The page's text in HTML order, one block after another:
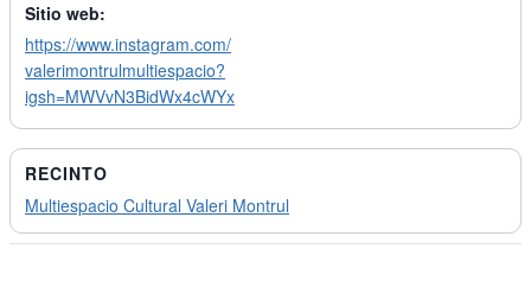
Sitio web:
https://www.instagram.com/
valerimontrulmultiespacio?
igsh=MWVvN3BidWx4cWYx
RECINTO
Multiespacio Cultural Valeri Montrul